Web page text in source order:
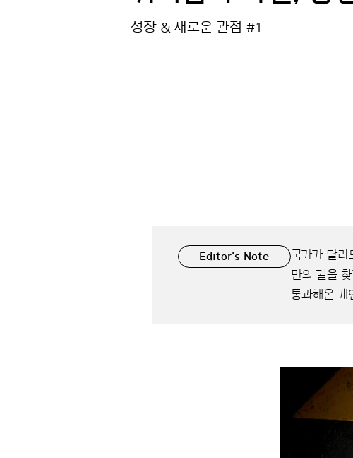
성장 & 새로운 관점 #1
Editor's Note
국가가 달라
만의 길을
통과해온 개